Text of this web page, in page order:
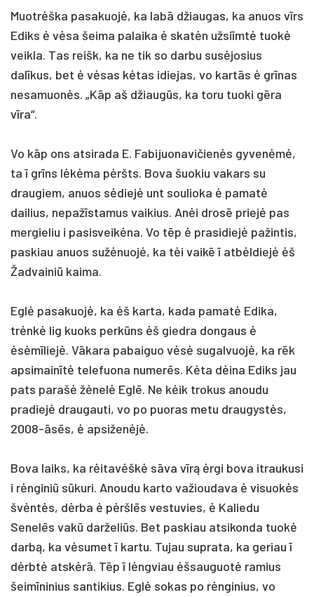
Muotrėška pasakuojė, ka labā džiaugas, ka anuos vīrs
Ediks ė vėsa šeima palaika ė skatėn užsiīmtė tuokė
veikla. Tas reišk, ka ne tik so darbu susėjosius
dalīkus, bet ė vėsas kėtas idiejas, vo kartās ė grīnas
nesamuonės. „Kāp aš džiaugūs, ka toru tuoki gēra
vīra“.
Vo kāp ons atsirada E. Fabijuonavičienės gyvenėmė,
ta ī grīns lėkėma pėršts. Bova šuokiu vakars su
draugiem, anuos sėdiejė unt soulioka ė pamatė
dailius, nepažīstamus vaikius. Anėi drosē priejė pas
mergieliu i pasisveikėna. Vo tēp ė prasidiejė pažintis,
paskiau anuos sužėnuojė, ka tėi vaikē ī atbėldiejė ėš
Žadvainiū kaima.
Eglė pasakuojė, ka ėš karta, kada pamatė Edika,
trėnkė lig kuoks perkūns ėš giedra dongaus ė
ėsėmīliejė. Vākara pabaiguo vėsė sugalvuojė, ka rēk
apsimainītė telefuona numerēs. Kėta dėina Ediks jau
pats parašė žėnelė Eglē. Ne kėik trokus anoudu
pradiejė draugauti, vo po puoras metu draugystės,
2008-āsēs, ė apsiženėjė.
Bova laiks, ka rėitavėškė sāva vīrą ėrgi bova itraukusi
i rėnginiū sūkuri. Anoudu karto važioudava ė visuokės
švėntės, dėrba ė pėršlēs vestuvies, ė Kaliedu
Senelēs vakū darželiūs. Bet paskiau atsikonda tuokė
darbą, ka vėsumet ī kartu. Tujau suprata, ka geriau ī
dėrbtė atskėrā. Tēp ī lėngviau ėšsauguotė ramius
šeimīninius santikius. Eglė sokas po rėnginius, vo